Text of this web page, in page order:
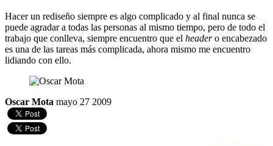
Hacer un rediseño siempre es algo complicado y al final nunca se
puede agradar a todas las personas al mismo tiempo, pero de todo el
trabajo que conlleva, siempre encuentro que el headero encabezado
es una de las tareas más complicada, ahora mismo me encuentro
lidiando con ello.
Oscar Mota mayo 27 2009